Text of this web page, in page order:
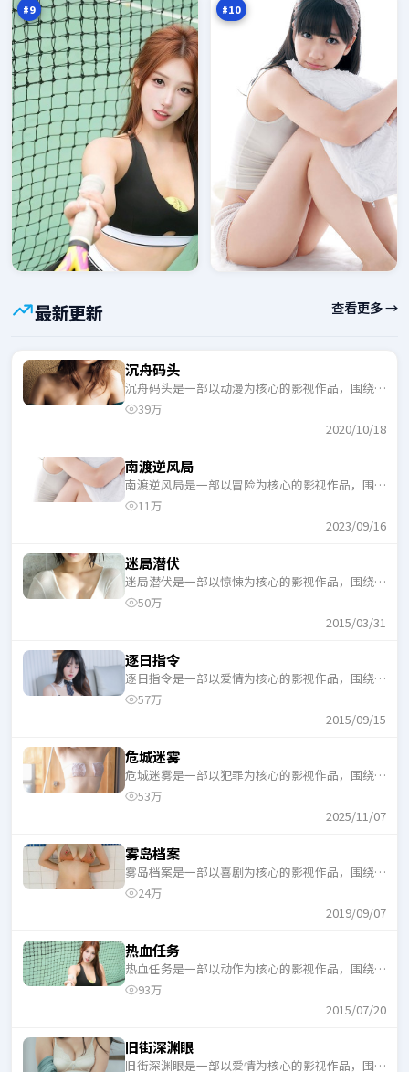
#9 #10
最新更新 查看更多 →
沉舟码头
沉舟码头是一部以动漫为核心的影视作品，围绕危
机、反转与人物成长展开，整体节奏紧凑，适合一
39万
2020/10/18
南渡逆风局
南渡逆风局是一部以冒险为核心的影视作品，围绕
危机、反转与人物成长展开，整体节奏紧凑，适合
11万
2023/09/16
迷局潜伏
迷局潜伏是一部以惊悚为核心的影视作品，围绕危
机、反转与人物成长展开，整体节奏紧凑，适合一
50万
2015/03/31
逐日指令
逐日指令是一部以爱情为核心的影视作品，围绕危
机、反转与人物成长展开，整体节奏紧凑，适合一
57万
2015/09/15
危城迷雾
危城迷雾是一部以犯罪为核心的影视作品，围绕危
机、反转与人物成长展开，整体节奏紧凑，适合一
53万
2025/11/07
雾岛档案
雾岛档案是一部以喜剧为核心的影视作品，围绕危
机、反转与人物成长展开，整体节奏紧凑，适合一
24万
2019/09/07
热血任务
热血任务是一部以动作为核心的影视作品，围绕危
机、反转与人物成长展开，整体节奏紧凑，适合一
93万
2015/07/20
旧街深渊眼
旧街深渊眼是一部以爱情为核心的影视作品，围绕